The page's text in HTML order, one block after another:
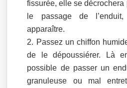
fissurée, elle se décrochera
le passage de
apparaître.
Passez un chiffon
de le dépoussiérer. Là
possible de passer un
granuleuse ou mal